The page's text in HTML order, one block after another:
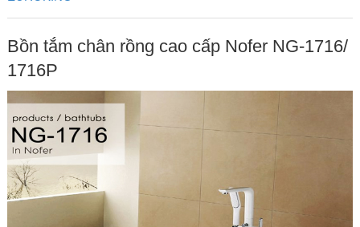
Bồn tắm chân rồng cao cấp Nofer NG-1716/
1716P